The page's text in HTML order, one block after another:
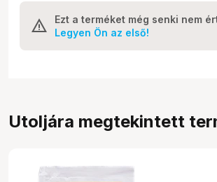
Ezt a terméket még senki nem
Legyen Ön az első!
Utoljára megtekintett